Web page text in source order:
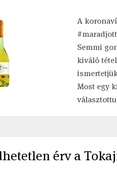
A
Semmi
kiváló
Most egy
érv a